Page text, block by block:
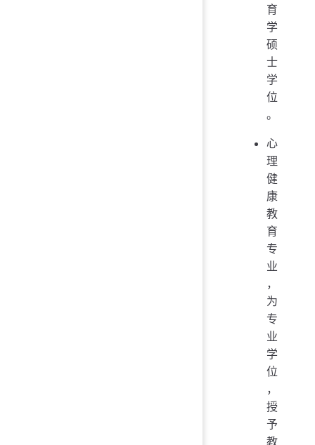
育
学
硕
士
学
位
。
心
理
健
康
教
育
专
业
，
为
专
业
学
位
，
授
予
教